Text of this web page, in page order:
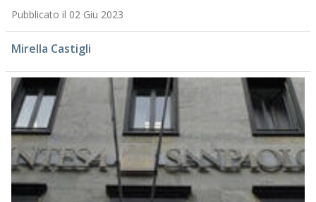
Pubblicato il 02 Giu 2023
Mirella Castigli